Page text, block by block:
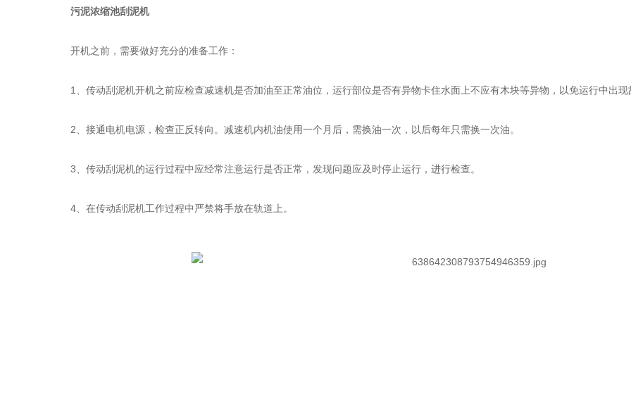
污泥浓缩池刮泥机
开机之前，需要做好充分的准备工作：
1、传动刮泥机开机之前应检查减速机是否加油至正常油位，运行部位是否有异物卡住水面上不应有木块等异物，以免运行中出现
2、接通电机电源，检查正反转向。减速机内机油使用一个月后，需换油一次，以后每年只需换一次油。
3、传动刮泥机的运行过程中应经常注意运行是否正常，发现问题应及时停止运行，进行检查。
4、在传动刮泥机工作过程中严禁将手放在轨道上。